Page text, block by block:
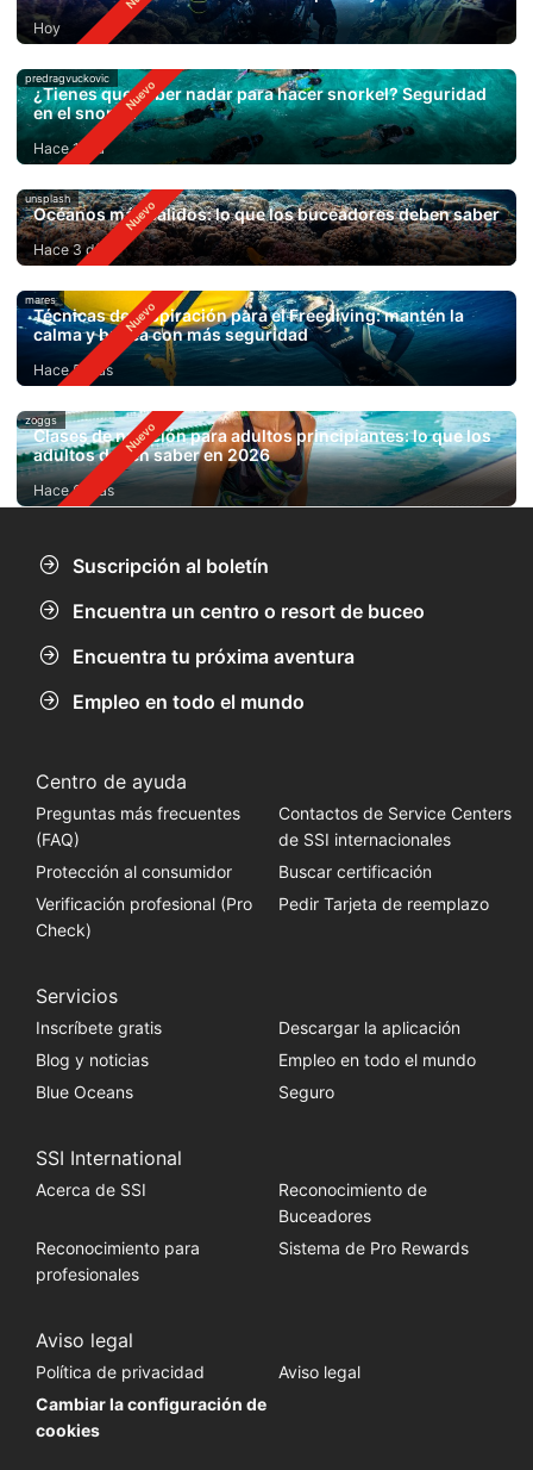
Hoy
predragvuckovic
¿Tienes que saber nadar para hacer snorkel? Seguridad
en el snorkel
Hace 1 día
unsplash
Océanos más cálidos: lo que los buceadores deben saber
Hace 3 días
mares
Técnicas de respiración para el Freediving: mantén la
calma y bucea con más seguridad
Hace 5 días
zoggs
Clases de natación para adultos principiantes: lo que los
adultos deben saber en 2026
Hace 6 días
Suscripción al boletín
Encuentra un centro o resort de buceo
Encuentra tu próxima aventura
Empleo en todo el mundo
Centro de ayuda
Preguntas más frecuentes
(FAQ)
Contactos de Service Centers
de SSI internacionales
Protección al consumidor
Buscar certificación
Verificación profesional (Pro
Check)
Pedir Tarjeta de reemplazo
Servicios
Inscríbete gratis
Descargar la aplicación
Blog y noticias
Empleo en todo el mundo
Blue Oceans
Seguro
SSI International
Acerca de SSI
Reconocimiento de
Buceadores
Reconocimiento para
profesionales
Sistema de Pro Rewards
Aviso legal
Política de privacidad
Aviso legal
Cambiar la configuración de
cookies